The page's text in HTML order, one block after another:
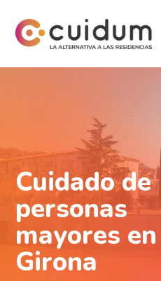
Cuidado de
personas
mayores en
Girona